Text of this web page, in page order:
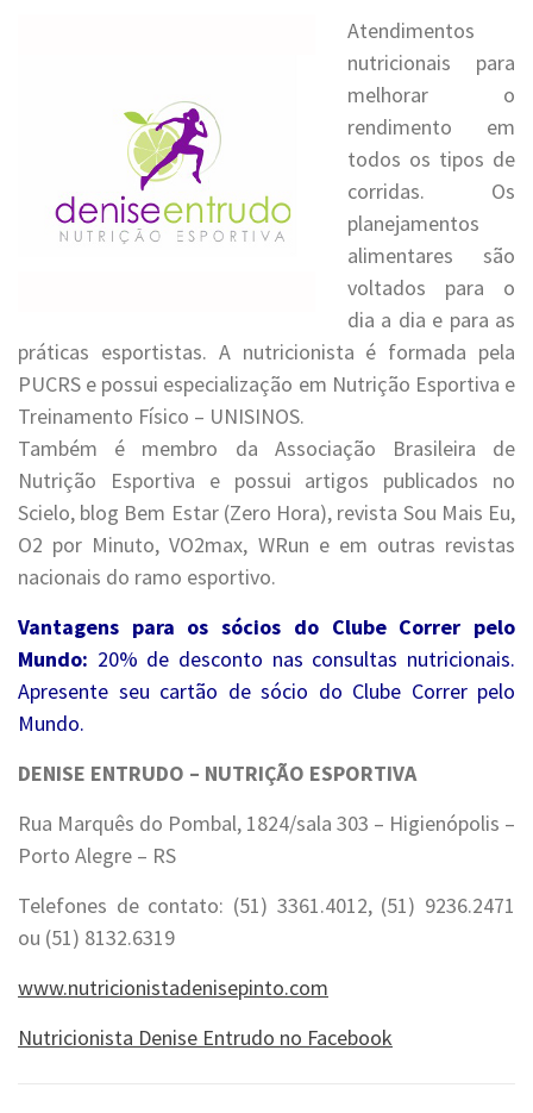
Atendimentos
nutricionais para
melhorar o
rendimento em
todos os tipos de
corridas. Os
planejamentos
alimentares são
voltados para o
dia a dia e para as
práticas esportistas. A nutricionista é formada pela
PUCRS e possui especialização em Nutrição Esportiva e
Treinamento Físico – UNISINOS.
Também é membro da Associação Brasileira de
Nutrição Esportiva e possui artigos publicados no
Scielo, blog Bem Estar (Zero Hora), revista Sou Mais Eu,
O2 por Minuto, VO2max, WRun e em outras revistas
nacionais do ramo esportivo.
Vantagens para os sócios do Clube Correr pelo
Mundo: 20% de desconto nas consultas nutricionais.
Apresente seu cartão de sócio do Clube Correr pelo
Mundo.
DENISE ENTRUDO – NUTRIÇÃO ESPORTIVA
Rua Marquês do Pombal, 1824/sala 303 – Higienópolis –
Porto Alegre – RS
Telefones de contato: (51) 3361.4012, (51) 9236.2471
ou (51) 8132.6319
www.nutricionistadenisepinto.com
Nutricionista Denise Entrudo no Facebook